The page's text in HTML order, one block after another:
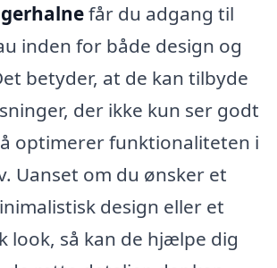
får du adgang til
inden for både design og
betyder, at de kan tilbyde
der ikke kun ser godt
optimerer funktionaliteten i
Uanset om du ønsker et
design eller et
look, så kan de hjælpe dig